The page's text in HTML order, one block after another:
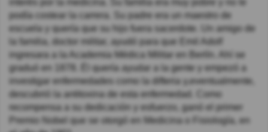
podía costear la carrera. Su padre era un maestro de
escuela y quería que su hijo fuera sacerdote. Un amigo de
la familia, doctor militar, ayudó para que Emil Adolf
ingresara a la Academia Médica Militar en Berlín. Ahí se
graduó en 1878. Él quería ayudar a la gente y empezó a
investigar enfermedades como la difteria y,eventualmente,
descubrió la antitoxina de esta enfermedad. Como
recompensa a su dedicación y esfuerzo, ganó el primer
Premio Nobel que se otorgó en Medicina o Fisiología, en